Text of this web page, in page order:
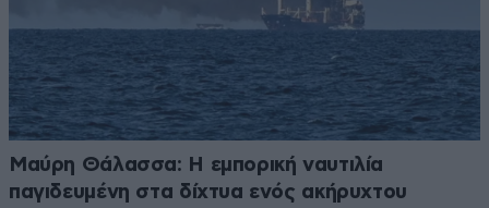
Μαύρη Θάλασσα: Η εμπορική ναυτιλία
παγιδευμένη στα δίχτυα ενός ακήρυχτου